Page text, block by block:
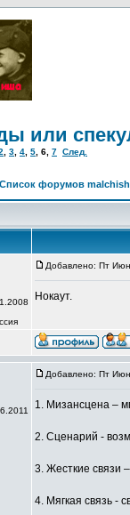
или
3 4 5 6 7 След.
Список форумов
Добавлено: Пт
Нокаут.
Добавлено: Пт
1. Мизансцена –
2. Сценарий -
3. Жесткие связи
4. Мягкая связь -